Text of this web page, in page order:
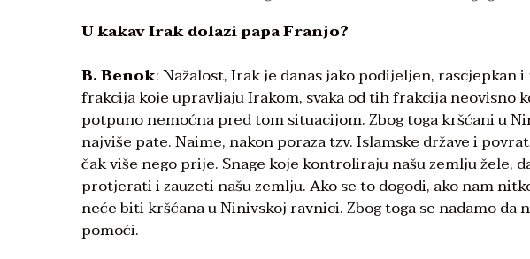
U kakav Irak dolazi papa Franjo?
B. Benok: Nažalost, Irak je danas jako podijeljen, rascjepkan
frakcija koje upravljaju Irakom, svaka od tih frakcija
potpuno nemoćna pred tom situacijom. Zbog toga kršćani u
najviše pate. Naime, nakon poraza tzv. Islamske države i
čak više nego prije. Snage koje kontroliraju našu zemlju žele,
protjerati i zauzeti našu zemlju. Ako se to dogodi, ako nam
neće biti kršćana u Ninivskoj ravnici. Zbog toga se nadamo da
pomoći.